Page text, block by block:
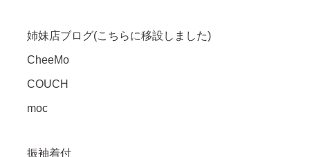
姉妹店ブログ(こちらに移設しました)
CheeMo
COUCH
moc
振袖着付